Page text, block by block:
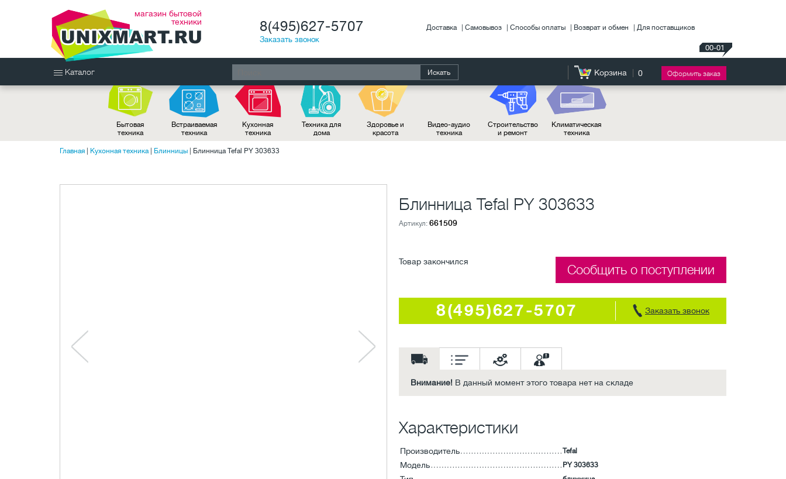
магазин бытовой
техники
8(495)627-5707
Заказать звонок
Доставка Самовывоз Способы оплаты Возврат и обмен Для поставщиков
00-01
Каталог Искать Корзина 0 Оформить заказ
Бытовая
техника
Встраиваемая
техника
Кухонная
техника
Техника для
дома
Здоровье и
красота
Видео-аудио
техника
Строительство
и ремонт
Климатическая
техника
Главная Кухонная техника| Блинницы Блинница Tefal PY 303633
Блинница Tefal PY 303633
Артикул: 661509
Товар закончился
Сообщить о поступлении
8(495)627-5707 Заказать звонок
Внимание! В данный момент этого товара нет на складе
Характеристики
Производитель Tefal
Модель PY 303633